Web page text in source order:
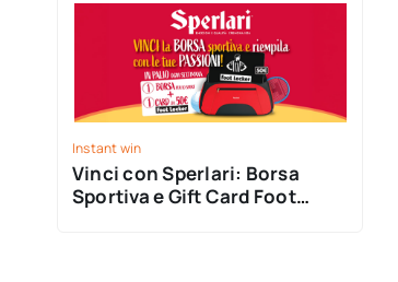
Instant win
Vinci con Sperlari: Borsa
Sportiva e Gift Card Foot